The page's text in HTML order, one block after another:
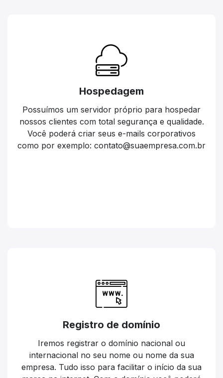
Hospedagem
Possuímos um servidor próprio para hospedar
nossos clientes com total segurança e qualidade.
Você poderá criar seus e-mails corporativos
como por exemplo: contato@suaempresa.com.br
Registro de domínio
Iremos registrar o domínio nacional ou
internacional no seu nome ou nome da sua
empresa. Tudo isso para facilitar o início da sua